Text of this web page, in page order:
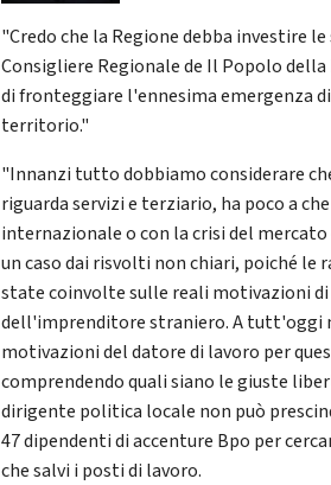
"Credo che la Regione debba investire
Consigliere Regionale de Il Popolo
di fronteggiare l'ennesima emergenza
territorio."
"Innanzi tutto dobbiamo considerare
riguarda servizi e terziario, ha poco a
internazionale o con la crisi del
un caso dai risvolti non chiari, poiché le
state coinvolte sulle reali motivazioni di
dell'imprenditore straniero. A tutt'oggi
motivazioni del datore di lavoro per
comprendendo quali siano le giuste
dirigente politica locale non può
47 dipendenti di accenture Bpo per
che salvi i posti di lavoro.